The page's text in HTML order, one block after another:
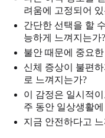
려움에 고정되어
간단한 선택을 할
능하게 느껴지는가?
불안 때문에 중요
신체 증상이 불편
로 느껴지는가?
이 감정은 일시적
주 동안 일상생활
지금 안전하다고